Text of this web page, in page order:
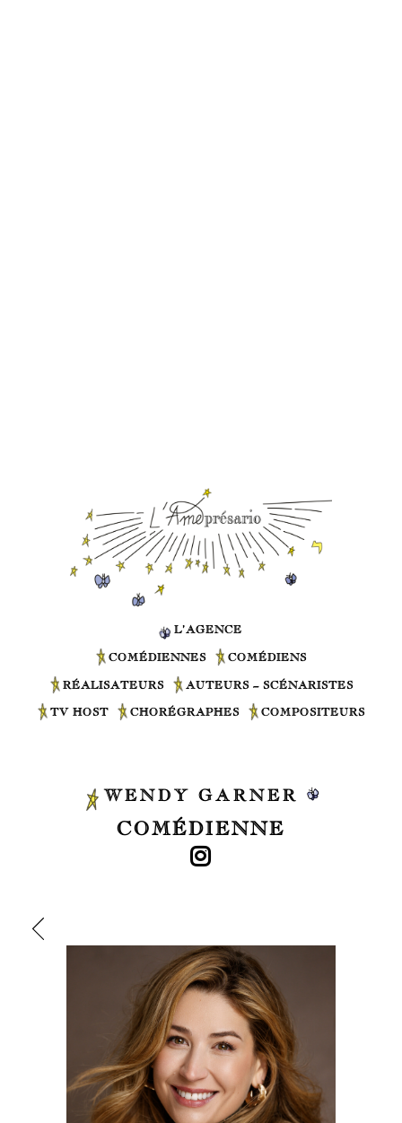
L’AGENCE
COMÉDIENNES COMÉDIENS
RÉALISATEURS AUTEURS – SCÉNARISTES
TV HOST CHORÉGRAPHES COMPOSITEURS
WENDY GARNER
COMÉDIENNE